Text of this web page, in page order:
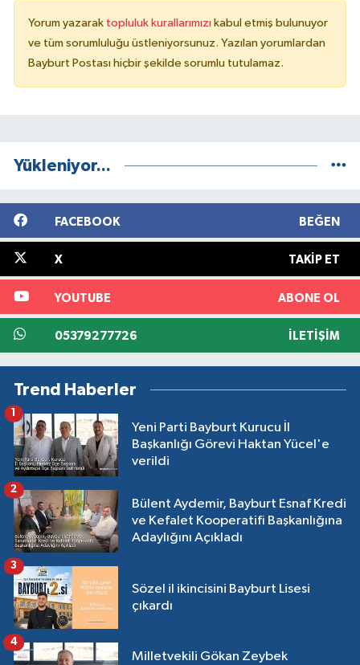
Yorum yazarak topluluk kurallarımızı kabul etmiş bulunuyor
ve tüm sorumluluğu üstleniyorsunuz. Yazılan yorumlardan
Bayburt Postası hiçbir şekilde sorumlu tutulamaz.
Yükleniyor...
FACEBOOK BEĞEN
X TAKIP ET
YOUTUBE ABONE OL
05379277726 İLETIŞIM
Trend Haberler
Yeni Parti Bayburt Kurucu İl
Başkanlığı Görevi Haktan Yücel'e
verildi
1
Bülent Aydemir, Bayburt Esnaf Kredi
ve Kefalet Kooperatifi Başkanlığına
Adaylığını Açıkladı
2
Sözel il ikincisini Bayburt Lisesi
çıkardı
3
Milletvekili Gökan Zeybek
4